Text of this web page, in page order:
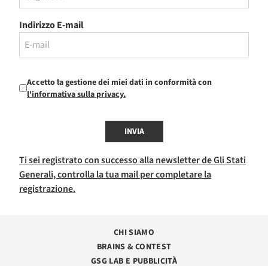
Indirizzo E-mail
Accetto la gestione dei miei dati in conformità con
l'informativa sulla privacy.
INVIA
Ti sei registrato con successo alla newsletter de Gli Stati
Generali, controlla la tua mail per completare la
registrazione.
CHI SIAMO
BRAINS & CONTEST
GSG LAB E PUBBLICITÀ